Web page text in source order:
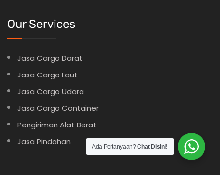
Our Services
Jasa Cargo Darat
Jasa Cargo Laut
Jasa Cargo Udara
Jasa Cargo Container
Pengiriman Alat Berat
Jasa Pindahan
Ada Pertanyaan?Chat Disini!